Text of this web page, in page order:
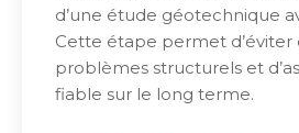
d’une étude géotechnique
Cette étape permet
problèmes structurels et
fiable sur le long terme.